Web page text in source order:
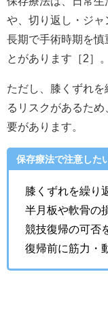
や、切り返し・ジ
長期で手術時期を慎
とがあります［2］。
ただし、膝くずれ
るリスクがあるた
要があります。
保存療法で注意した
膝くずれを繰り
半月板や軟骨の
競技復帰の可否
復帰前に筋力・